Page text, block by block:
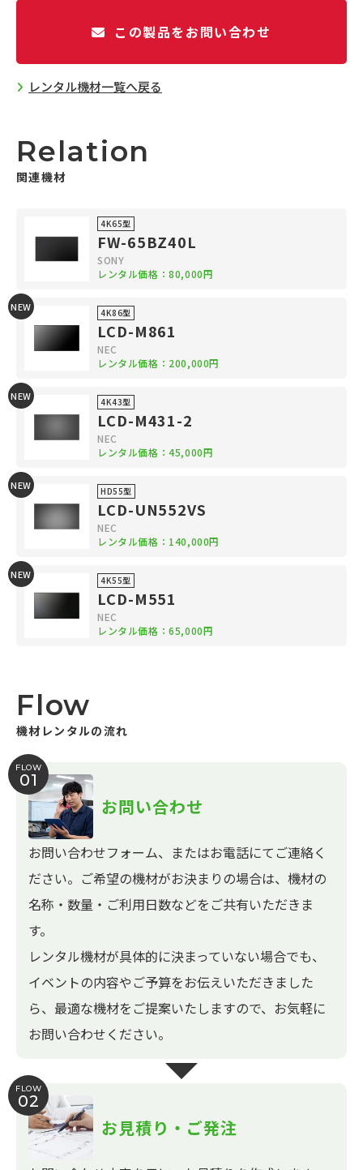
この製品をお問い合わせ
レンタル機材一覧へ戻る
Relation
関連機材
4K65型
FW-65BZ40L
SONY
レンタル価格：80,000円
NEW 4K86型
LCD-M861
NEC
レンタル価格：200,000円
NEW 4K43型
LCD-M431-2
NEC
レンタル価格：45,000円
NEW HD55型
LCD-UN552VS
NEC
レンタル価格：140,000円
NEW 4K55型
LCD-M551
NEC
レンタル価格：65,000円
Flow
機材レンタルの流れ
FLOW
01
お問い合わせ
お問い合わせフォーム、またはお電話にてご連絡く
ださい。ご希望の機材がお決まりの場合は、機材の
名称・数量・ご利用日数などをご共有いただきま
す。
レンタル機材が具体的に決まっていない場合でも、
イベントの内容やご予算をお伝えいただきました
ら、最適な機材をご提案いたしますので、お気軽に
お問い合わせください。
FLOW
02
お見積り・ご発注